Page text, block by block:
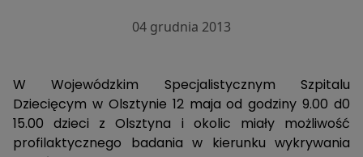
04 grudnia 2013
W Wojewódzkim Specjalistycznym Szpitalu
Dziecięcym w Olsztynie 12 maja od godziny 9.00 d0
15.00 dzieci z Olsztyna i okolic miały możliwość
profilaktycznego badania w kierunku wykrywania